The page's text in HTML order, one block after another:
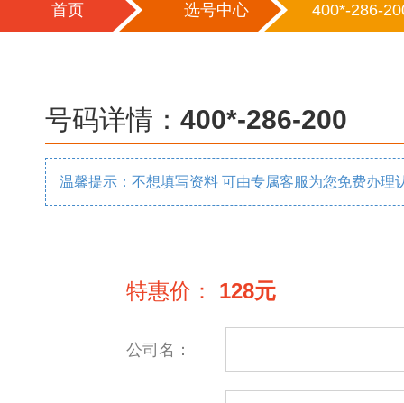
首页 选号中心 400*-286-
号码详情： 400*-286-200
温馨提示：不想填写资料 可由专属客服为您免费办理
特惠价： 128元
公司名：